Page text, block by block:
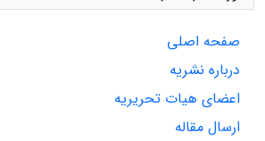
صفحه اصلی
درباره نشریه
اعضای هیات تحریریه
ارسال مقاله